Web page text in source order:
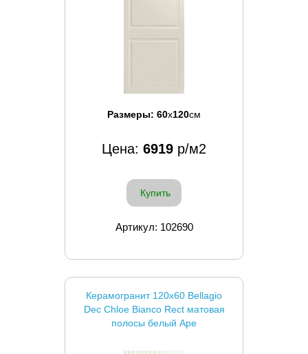
Размеры: 60x120см
Цена: 6919 р/м2
Купить
Артикул: 102690
Керамогранит 120x60 Bellagio
Dec Chloe Bianco Rect матовая
полосы белый Ape